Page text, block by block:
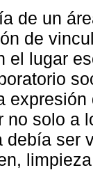
de un
de
el lugar
no solo a
debía ser